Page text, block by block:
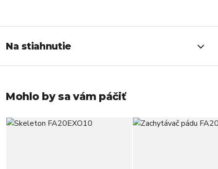
Na stiahnutie
Mohlo by sa vám páčiť